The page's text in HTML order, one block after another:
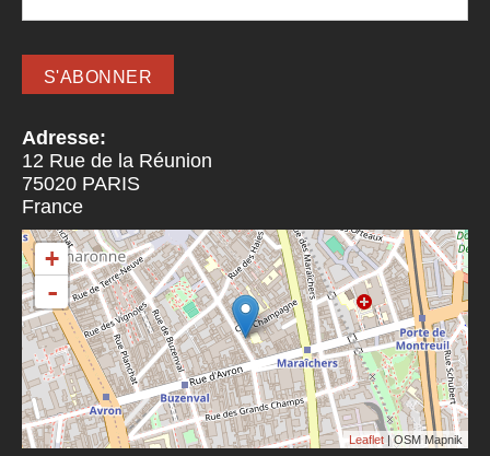
Adresse:
12 Rue de la Réunion
75020 PARIS
France
+
-
Leaflet | OSM Mapnik